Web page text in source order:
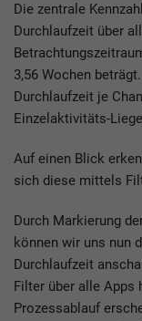
Die zentrale
Durchlaufzeit über
3,56 Wochen
Durchlaufzeit je
Einzelaktivitäts-
Auf einen Blick
sich diese mittels
Durch Markierung
können wir uns nun
Durchlaufzeit
Filter über alle Apps
Prozessablauf